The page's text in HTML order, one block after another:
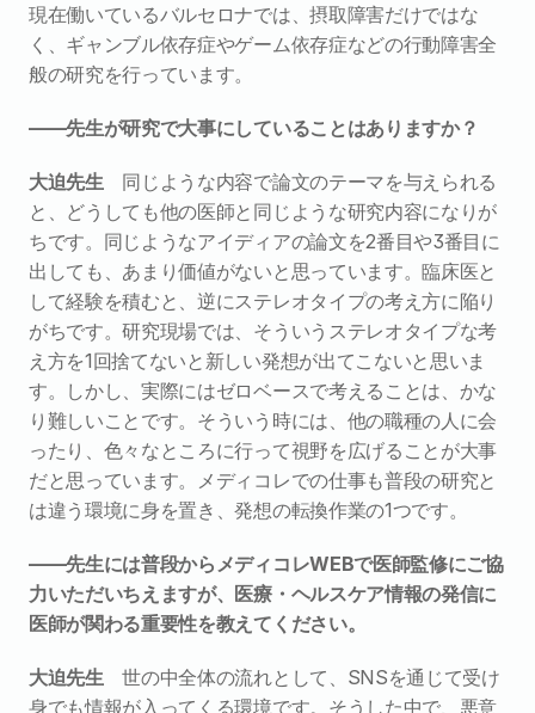
現在働いているバルセロナでは、摂取障害だけではな
く、ギャンブル依存症やゲーム依存症などの行動障害全
般の研究を行っています。
――先生が研究で大事にしていることはありますか？
大迫先生 同じような内容で論文のテーマを与えられる
と、どうしても他の医師と同じような研究内容になりが
ちです。同じようなアイディアの論文を2番目や3番目に
出しても、あまり価値がないと思っています。臨床医と
して経験を積むと、逆にステレオタイプの考え方に陥り
がちです。研究現場では、そういうステレオタイプな考
え方を1回捨てないと新しい発想が出てこないと思いま
す。しかし、実際にはゼロベースで考えることは、かな
り難しいことです。そういう時には、他の職種の人に会
ったり、色々なところに行って視野を広げることが大事
だと思っています。メディコレでの仕事も普段の研究と
は違う環境に身を置き、発想の転換作業の1つです。
――先生には普段からメディコレWEBで医師監修にご協
力いただいちえますが、医療・ヘルスケア情報の発信に
医師が関わる重要性を教えてください。
大迫先生 世の中全体の流れとして、SNSを通じて受け
身でも情報が入ってくる環境です。そうした中で、悪意